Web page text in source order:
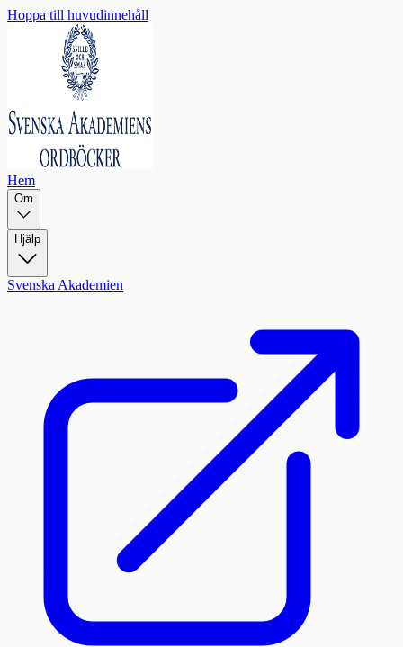
Hoppa till huvudinnehåll
Hem
Om
Hjälp
Svenska Akademien